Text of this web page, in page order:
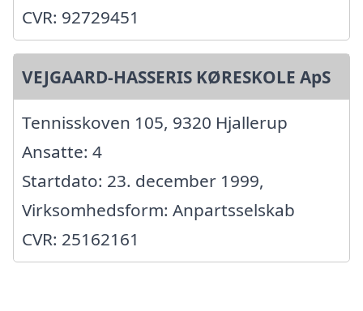
CVR: 92729451
VEJGAARD-HASSERIS KØRESKOLE ApS
Tennisskoven 105, 9320 Hjallerup
Ansatte: 4
Startdato: 23. december 1999,
Virksomhedsform: Anpartsselskab
CVR: 25162161